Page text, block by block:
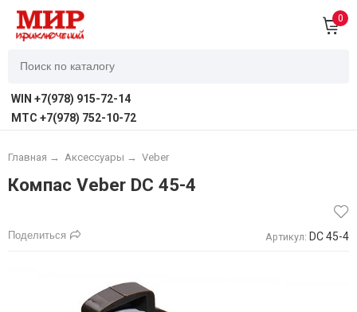
0
WIN +7(978) 915-72-14
MTC +7(978) 752-10-72
Главная → Аксессуары → Veber
Компас Veber DC 45-4
Поделиться Артикул: DC 45-4